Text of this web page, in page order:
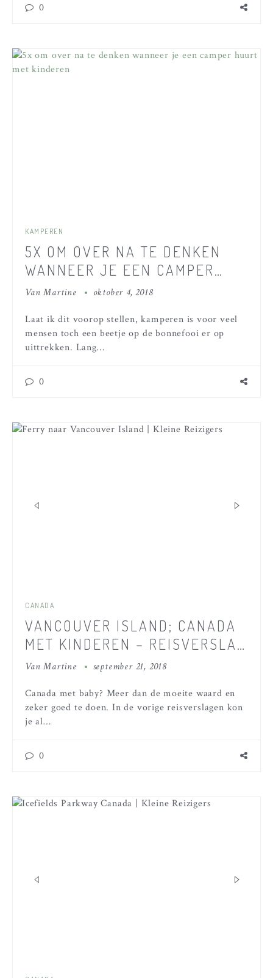
0
KAMPEREN
5X OM OVER NA TE DENKEN
WANNEER JE EEN CAMPER
HUURT MET KINDEREN
VanMartine oktober 4, 2018
Laat ik dit voorop stellen, kamperen is voor veel
mensen toch een beetje op de bonnefooi er op
uittrekken. Lang…
0
CANADA
VANCOUVER ISLAND; CANADA
MET KINDEREN – REISVERSLAG
DEEL 5
VanMartine september 21, 2018
Canada met baby? Meer dan de moeite waard en
zeker goed te doen. In de vorige reisverslagen kon
je al…
0